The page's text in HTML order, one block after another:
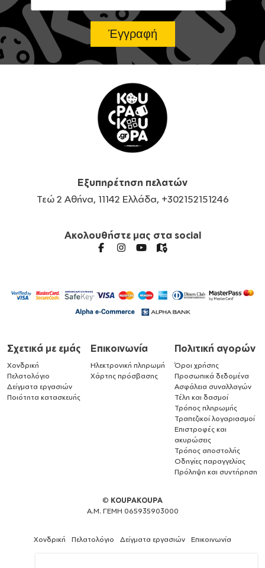
Εξυπηρέτηση πελατών
Τεώ 2 Αθήνα, 11142 Ελλάδα, +302152151246
Ακολουθήστε μας στα social
Σχετικά με εμάς
Χονδρική
Πελατολόγιο
Δείγματα εργασιών
Ποιότητα κατασκευής
Επικοινωνία
Ηλεκτρονική πληρωμή
Χάρτης πρόσβασης
Πολιτική αγορών
Όροι χρήσης
Προσωπικά δεδομένα
Ασφάλεια συναλλαγών
Τέλη και δασμοί
Τρόπος πληρωμής
Τραπεζικοί λογαριασμοί
Επιστροφές και
ακυρώσεις
Τρόπος αποστολής
Οδηγίες παραγγελίας
Πρόληψη και συντήρηση
© KOUPAKOUPA
Α.Μ. ΓΕΜΗ 065935903000
Χονδρική Πελατολόγιο Δείγματα εργασιών Επικοινωνία